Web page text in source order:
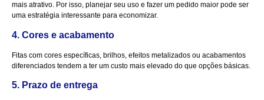
mais atrativo. Por isso, planejar seu uso e fazer um pedido maior pode ser
uma estratégia interessante para economizar.
4. Cores e acabamento
Fitas com cores específicas, brilhos, efeitos metalizados ou acabamentos
diferenciados tendem a ter um custo mais elevado do que opções básicas.
5. Prazo de entrega